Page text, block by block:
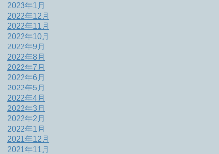
2023年1月
2022年12月
2022年11月
2022年10月
2022年9月
2022年8月
2022年7月
2022年6月
2022年5月
2022年4月
2022年3月
2022年2月
2022年1月
2021年12月
2021年11月